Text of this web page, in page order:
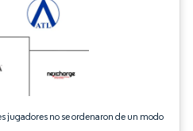
jugadores no se ordenaron de un modo